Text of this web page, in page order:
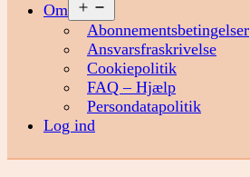
Om
menu
Abonnementsbetingelser
Ansvarsfraskrivelse
Cookiepolitik
FAQ – Hjælp
Persondatapolitik
Log ind